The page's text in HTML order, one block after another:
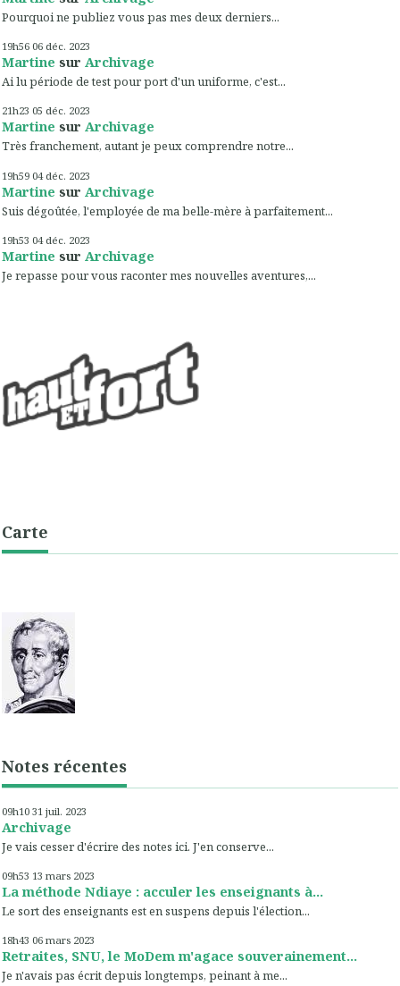
Pourquoi ne publiez vous pas mes deux derniers...
19h56 06 déc. 2023
Martine sur Archivage
Ai lu période de test pour port d'un uniforme, c'est...
21h23 05 déc. 2023
Martine sur Archivage
Très franchement, autant je peux comprendre notre...
19h59 04 déc. 2023
Martine sur Archivage
Suis dégoûtée, l'employée de ma belle-mère à parfaitement...
19h53 04 déc. 2023
Martine sur Archivage
Je repasse pour vous raconter mes nouvelles aventures,...
Carte
Notes récentes
09h10 31 juil. 2023
Archivage
Je vais cesser d'écrire des notes ici. J'en conserve...
09h53 13 mars 2023
La méthode Ndiaye : acculer les enseignants à...
Le sort des enseignants est en suspens depuis l'élection...
18h43 06 mars 2023
Retraites, SNU, le MoDem m'agace souverainement...
Je n'avais pas écrit depuis longtemps, peinant à me...